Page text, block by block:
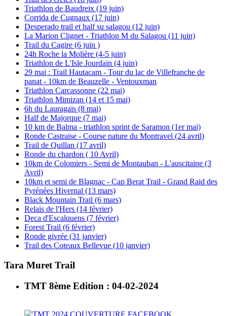
Triathlon de Baudreix (19 juin)
Corrida de Cugnaux (17 juin)
Desperado trail et half su salagou (12 juin)
La Marion Clignet - Triathlon M du Salagou (11 juin)
Trail du Cagire (6 juin )
24h Roche la Molière (4-5 juin)
Triathlon de L'Isle Jourdain (4 juin)
29 mai : Trail Hautacam - Tour du lac de Villefranche de
panat - 10km de Beauzelle - Ventouxman
Triathlon Carcassonne (22 mai)
Triathlon Mimizan (14 et 15 mai)
6h du Lauragais (8 mai)
Half de Majorque (7 mai)
10 km de Balma - triathlon sprint de Saramon (1er mai)
Ronde Castraise - Course nature du Montravel (24 avril)
Trail de Quillan (17 avril)
Ronde du chardon ( 10 Avril)
10km de Colomiers - Semi de Montauban - L'auscitaine (3
Avril)
10km et semi de Blagnac - Cap Berat Trail - Grand Raid des
Pyrénées Hivernal (13 mars)
Black Mountain Trail (6 mars)
Relais de l'Hers (14 février)
Deca d'Escalquens (7 février)
Forest Trail (6 février)
Ronde givrée (31 janvier)
Trail des Coteaux Bellevue (10 janvier)
Tara Muret Trail
TMT 8ème Edition : 04-02-2024